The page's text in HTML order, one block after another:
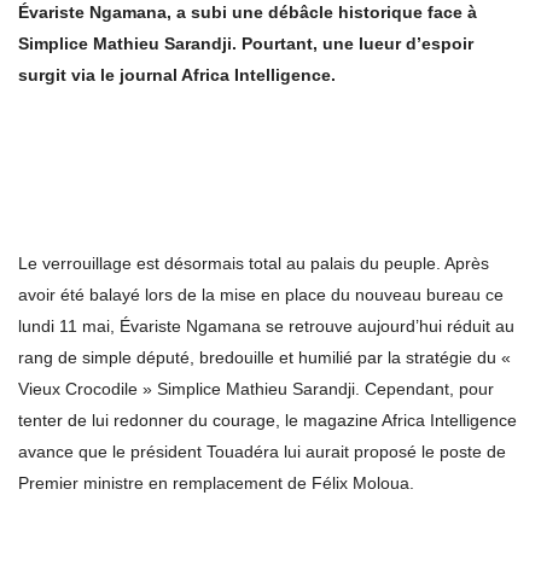
Évariste Ngamana, a subi une débâcle historique face à
Simplice Mathieu Sarandji. Pourtant, une lueur d’espoir
surgit via le journal Africa Intelligence.
Le verrouillage est désormais total au palais du peuple. Après
avoir été balayé lors de la mise en place du nouveau bureau ce
lundi 11 mai, Évariste Ngamana se retrouve aujourd’hui réduit au
rang de simple député, bredouille et humilié par la stratégie du «
Vieux Crocodile » Simplice Mathieu Sarandji. Cependant, pour
tenter de lui redonner du courage, le magazine Africa Intelligence
avance que le président Touadéra lui aurait proposé le poste de
Premier ministre en remplacement de Félix Moloua.